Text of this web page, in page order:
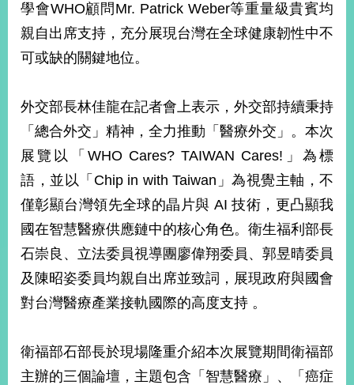
外
交
資
訊
國
與
地
國
際
傳
播
府
公
開
學會WHO顧問Mr. Patrick Weber等重量級貴賓均
親自出席支持，充分展現台灣在全球健康韌性中不
可或缺的關鍵地位。
外交部長林佳龍在記者會上表示，外交部持續秉持
「總合外交」精神，全力推動「醫療外交」。本次
展覽以「WHO Cares? TAIWAN Cares!」為標
語，並以「Chip in with Taiwan」為視覺主軸，不
僅彰顯台灣領先全球的晶片與 AI 技術，更凸顯我
國在智慧醫療供應鏈中的核心角色。衛生福利部長
石崇良、立法委員視導團廖偉翔委員、郭昱晴委員
及陳昭姿委員均親自出席並致詞，展現政府與國會
對台灣醫療產業接軌國際的高度支持 。
衛福部石部長於現場隆重介紹本次展覽期間衛福部
主辦的三個論壇，主題包含「智慧醫療」、「癌症